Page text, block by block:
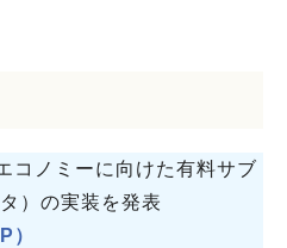
コノミーに向けた有料サブ
）の実装を発表
）